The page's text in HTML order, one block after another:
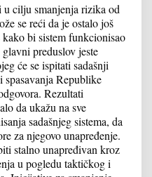
cilju smanjenja rizika od
se reći da je ostalo još
bi sistem funkcionisao
preduslov jeste
će se ispitati sadašnji
spasavanja Republike
Rezultati
da ukažu na sve
sadašnjeg sistema, da
za njegovo unapređenje.
stalno unapređivan kroz
u pogledu taktičkog i